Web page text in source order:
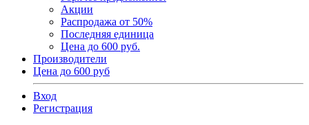
Акции
Распродажа от 50%
Последняя единица
Цена до 600 руб.
Производители
Цена до 600 руб
Вход
Регистрация